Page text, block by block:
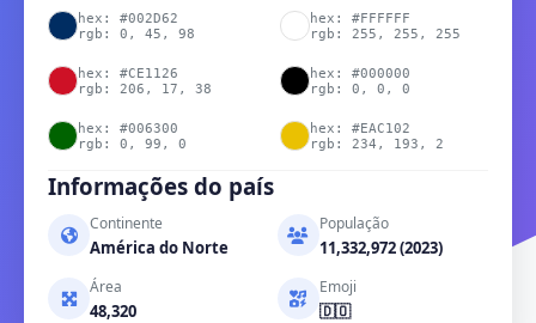
hex: #002D62
rgb: 0, 45, 98
hex: #FFFFFF
rgb: 255, 255, 255
hex: #CE1126
rgb: 206, 17, 38
hex: #000000
rgb: 0, 0, 0
hex: #006300
rgb: 0, 99, 0
hex: #EAC102
rgb: 234, 193, 2
Informações do país
Continente
América do Norte
População
11,332,972 (2023)
Área
48,320
Emoji
🇩🇴